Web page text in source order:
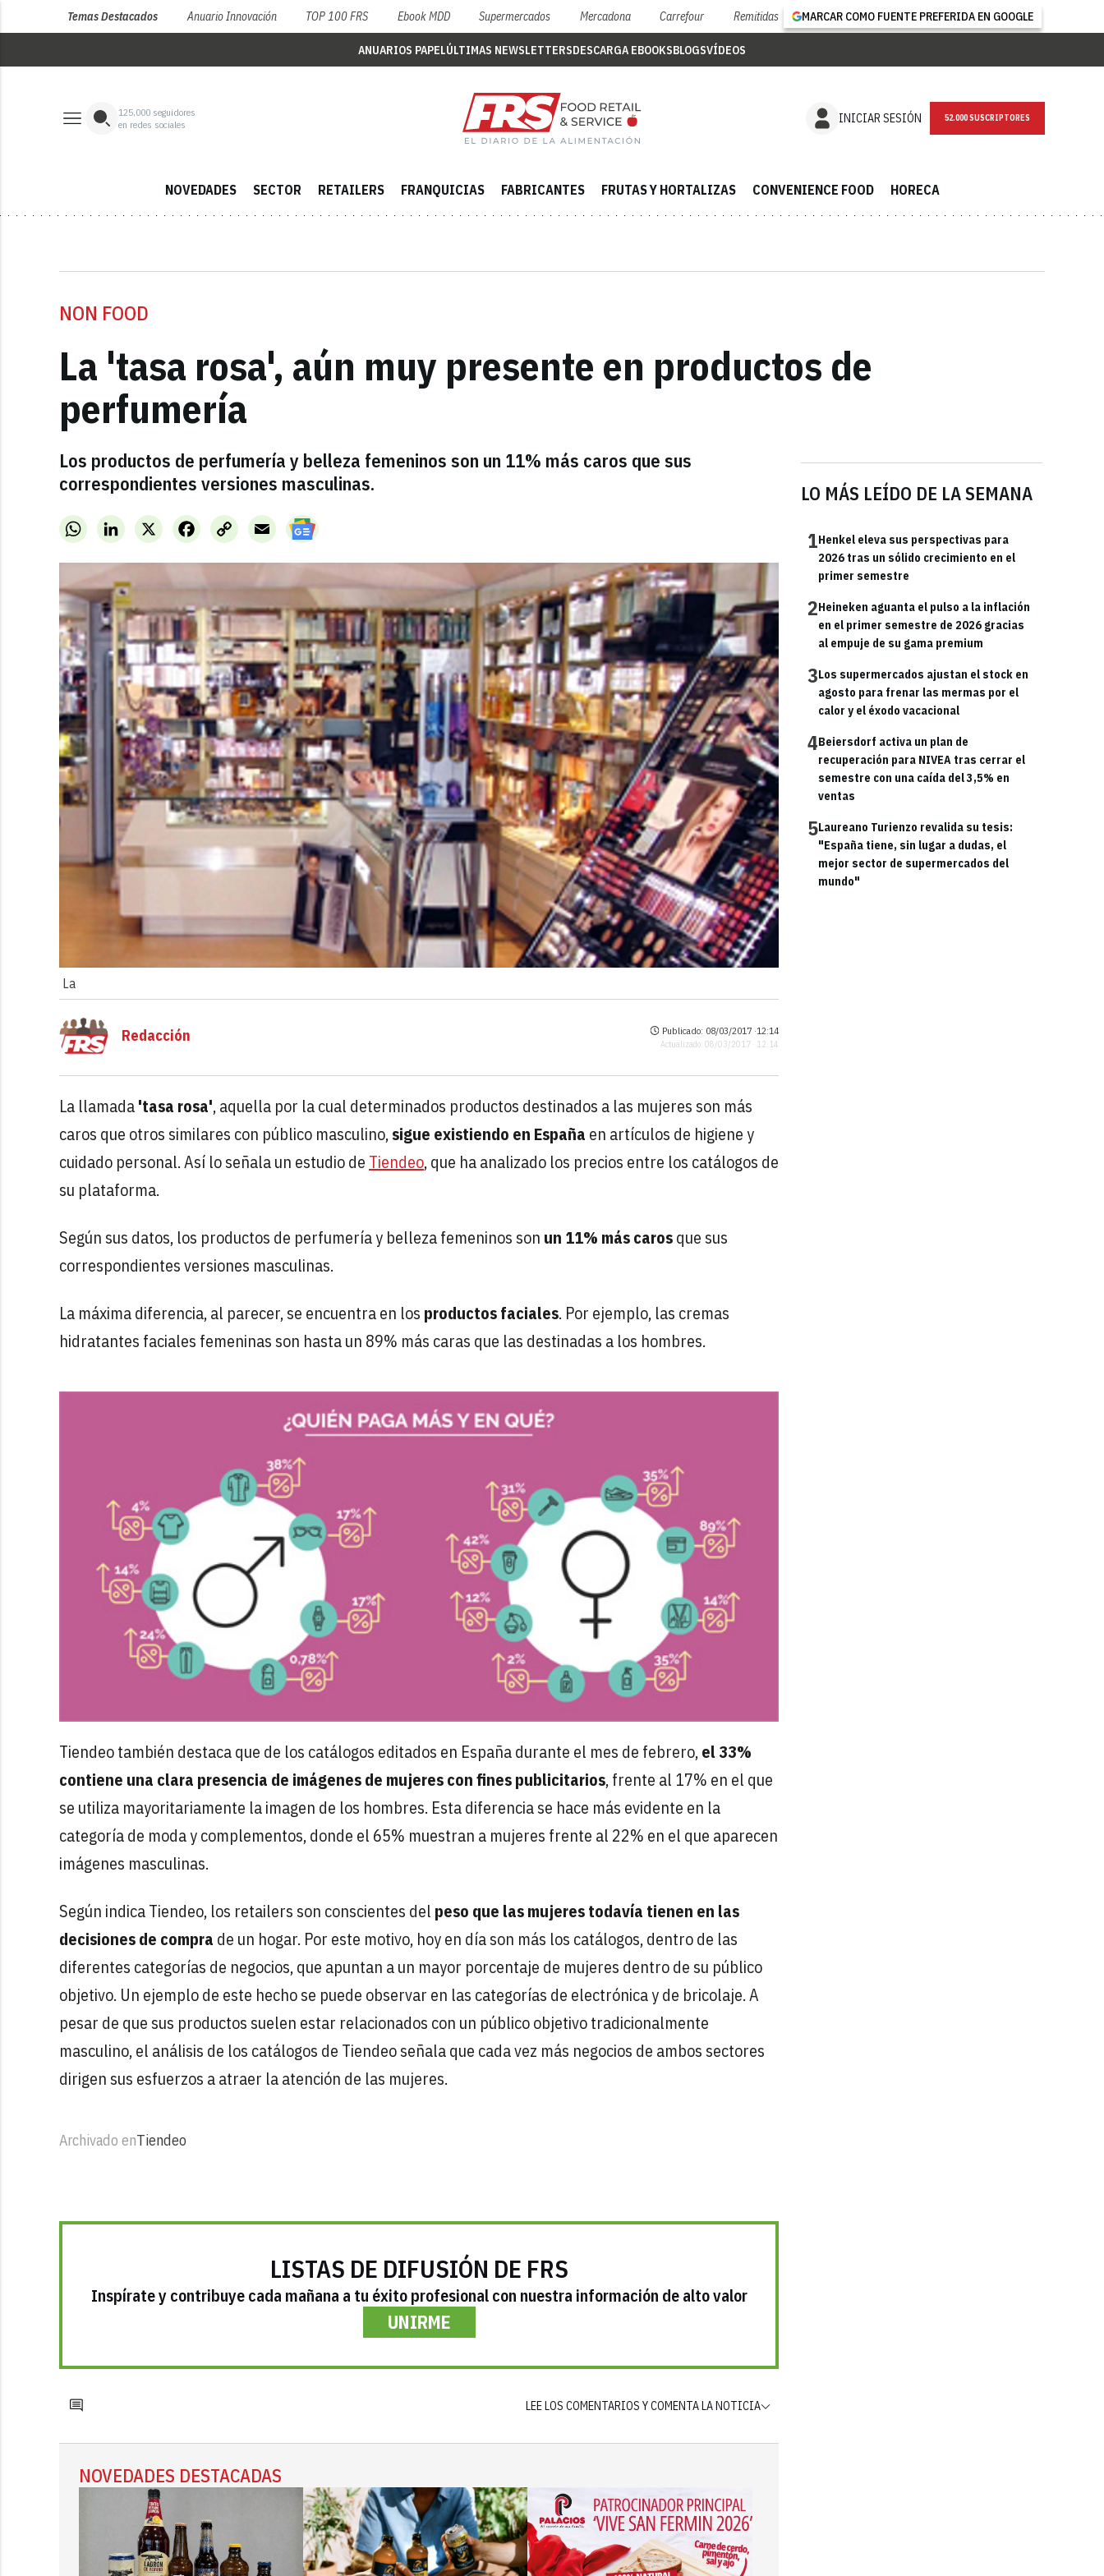
Temas Destacados Anuario Innovación TOP 100 FRS Ebook MDD Supermercados Mercadona Carrefour Remitidas MARCAR COMO FUENTE PREFERIDA EN GOOGLE
ANUARIOS PAPELÚLTIMAS NEWSLETTERSDESCARGA EBOOKSBLOGSVÍDEOS
125,000 seguidores
en redes sociales
INICIAR SESIÓN NEWSLETTER
NOVEDADES SECTOR RETAILERS FRANQUICIAS FABRICANTES FRUTAS Y HORTALIZAS CONVENIENCE FOOD HORECA
NON FOOD
La 'tasa rosa', aún muy presente en productos de
perfumería
Los productos de perfumería y belleza femeninos son un 11% más caros que sus
correspondientes versiones masculinas.
WhatsAppLinkedInX FacebookCopy
Link
Email
La
LO MÁS LEÍDO DE LA SEMANA
1Henkel eleva sus perspectivas para
2026 tras un sólido crecimiento en el
primer semestre
2Heineken aguanta el pulso a la inflación
en el primer semestre de 2026 gracias
al empuje de su gama premium
3Los supermercados ajustan el stock en
agosto para frenar las mermas por el
calor y el éxodo vacacional
4Beiersdorf activa un plan de
recuperación para NIVEA tras cerrar el
semestre con una caída del 3,5% en
ventas
5Laureano Turienzo revalida su tesis:
"España tiene, sin lugar a dudas, el
mejor sector de supermercados del
mundo"
Redacción Publicado: 08/03/2017 ·12:14
Actualizado: 08/03/2017 · 12:14
La llamada'tasa rosa', aquella por la cual determinados productos destinados a las mujeres son más
caros que otros similares con público masculino,sigue existiendo en España en artículos de higiene y
cuidado personal. Así lo señala un estudio de Tiendeo, que ha analizado los precios entre los catálogos de
su plataforma.
Según sus datos, los productos de perfumería y belleza femeninos son un 11% más carosque sus
correspondientes versiones masculinas.
La máxima diferencia, al parecer, se encuentra en los productos faciales. Por ejemplo, las cremas
hidratantes faciales femeninas son hasta un 89% más caras que las destinadas a los hombres.
Tiendeo también destaca que de los catálogos editados en España durante el mes de febrero,el 33%
contiene una clara presencia de imágenes de mujeres con fines publicitarios, frente al 17% en el que
se utiliza mayoritariamente la imagen de los hombres. Esta diferencia se hace más evidente en la
categoría de moda y complementos, donde el 65% muestran a mujeres frente al 22% en el que aparecen
imágenes masculinas.
Según indica Tiendeo, los retailers son conscientes del peso que las mujeres todavía tienen en las
decisiones de compra de un hogar. Por este motivo, hoy en día son más los catálogos, dentro de las
diferentes categorías de negocios, que apuntan a un mayor porcentaje de mujeres dentro de su público
objetivo. Un ejemplo de este hecho se puede observar en las categorías de electrónica y de bricolaje. A
pesar de que sus productos suelen estar relacionados con un público objetivo tradicionalmente
masculino, el análisis de los catálogos de Tiendeo señala que cada vez más negocios de ambos sectores
dirigen sus esfuerzos a atraer la atención de las mujeres.
Archivado enTiendeo
LISTAS DE DIFUSIÓN DE FRS
Inspírate y contribuye cada mañana a tu éxito profesional con nuestra información de alto valor
UNIRME
LEE LOS COMENTARIOS Y COMENTA LA NOTICIA
NOVEDADES DESTACADAS